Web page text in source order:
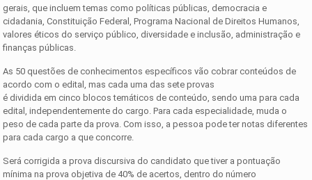
gerais, que incluem temas como políticas públicas, democracia e
cidadania, Constituição Federal, Programa Nacional de Direitos Humanos,
valores éticos do serviço público, diversidade e inclusão, administração e
finanças públicas.
As 50 questões de conhecimentos específicos vão cobrar conteúdos de
acordo com o edital, mas cada uma das sete provas
é dividida em cinco blocos temáticos de conteúdo, sendo uma para cada
edital, independentemente do cargo. Para cada especialidade, muda o
peso de cada parte da prova. Com isso, a pessoa pode ter notas diferentes
para cada cargo a que concorre.
Será corrigida a prova discursiva do candidato que tiver a pontuação
mínima na prova objetiva de 40% de acertos, dentro do número